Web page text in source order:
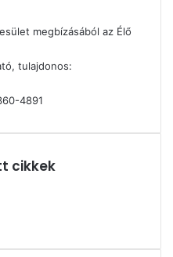
megbízásából az Élő
tulajdonos:
4891
cikkek